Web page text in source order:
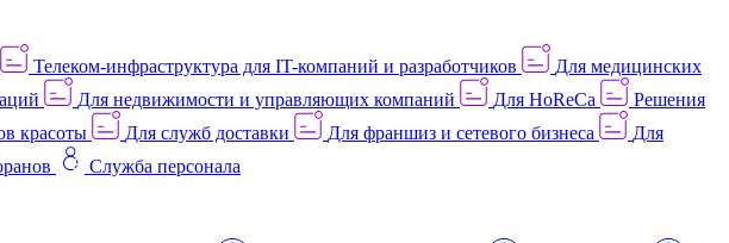
Телеком-инфраструктура для IT-компаний и разработчиков
Для медицинских
Для недвижимости и управляющих компаний Для HoReCa
Решения
красоты Для служб доставки Для франшиз и сетевого бизнеса
Для
Служба персонала